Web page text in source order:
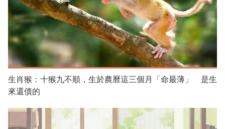
生肖猴：十猴九不順，生於農曆這三個月「命最薄」 是生
來還債的